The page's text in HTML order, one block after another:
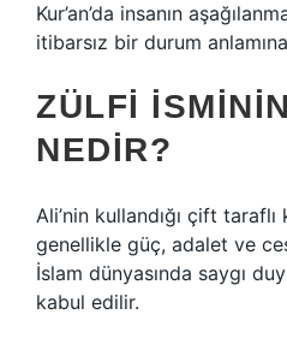
Kur’an’da insanın
itibarsız bir durum
ZÜLFI
NEDIR?
Ali’nin kullandığı çift taraflı
genellikle güç, adalet ve
İslam dünyasında saygı
kabul edilir.